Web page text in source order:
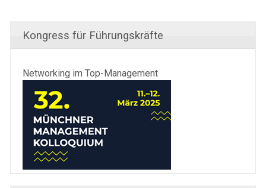
Kongress für Führungskräfte
Networking im Top-Management